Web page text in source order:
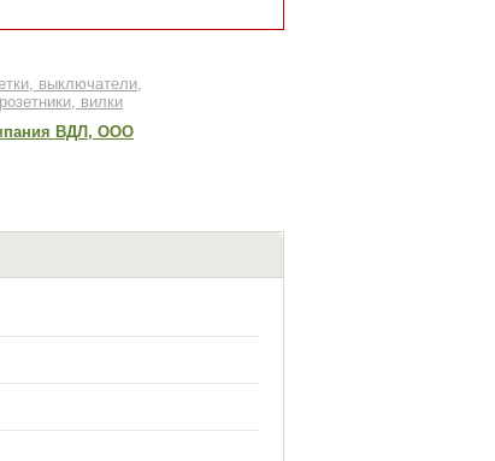
выключатели,
вилки
ВДЛ, ООО